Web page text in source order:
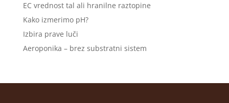
EC vrednost tal ali hranilne raztopine
Kako izmerimo pH?
Izbira prave luči
Aeroponika – brez substratni sistem